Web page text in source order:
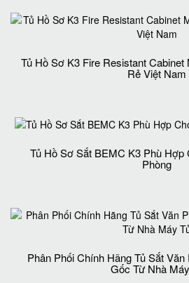
Tủ Hồ Sơ K3 Fire Resistant Cabinet
Rẻ Việt Nam
Tủ Hồ Sơ Sắt BEMC K3 Phù Hợp
Phòng
Phân Phối Chính Hãng Tủ Sắt
Gốc Từ Nhà